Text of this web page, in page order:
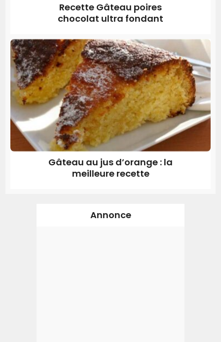
Recette Gâteau poires
chocolat ultra fondant
Gâteau au jus d’orange : la
meilleure recette
Annonce